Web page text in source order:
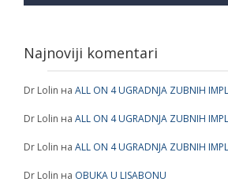
Najnoviji komentari
Dr Lolin на ALL ON 4 UGRADNJA ZUBNIH
Dr Lolin на ALL ON 4 UGRADNJA ZUBNIH
Dr Lolin на ALL ON 4 UGRADNJA ZUBNIH
Dr Lolin на OBUKA U LISABONU